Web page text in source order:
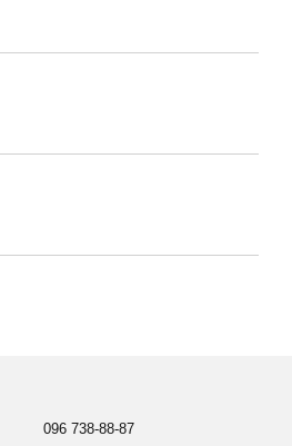
096 738-88-87